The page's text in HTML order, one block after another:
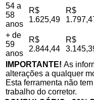
54 a
58
anos
R$
1.625,49
R$
+ de
59
anos
R$
2.844,44
R$
IMPORTANTE! As
alterações a qualquer
Esta ferramenta não
trabalho do corretor.